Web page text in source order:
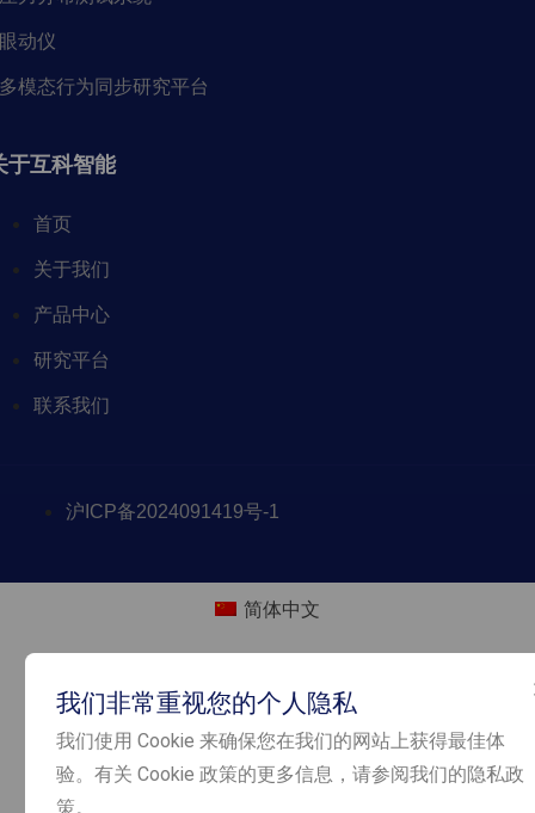
动仪
模态行为同步研究平台
于互科智能
首页
关于我们
产品中心
研究平台
联系我们
沪ICP备2024091419号-1
简体中文
我们非常重视您的个人隐私
我们使用 Cookie 来确保您在我们的网站上获得最佳体
验。有关 Cookie 政策的更多信息，请参阅我们的隐私政
策。